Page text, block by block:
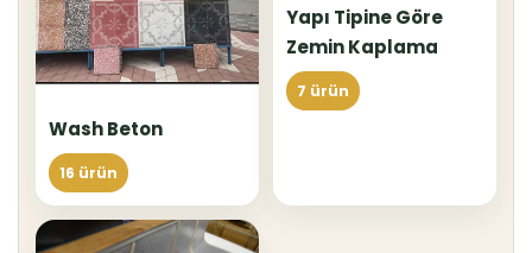
Wash Beton
16 ürün
Yapı Tipine Göre
Zemin Kaplama
7 ürün